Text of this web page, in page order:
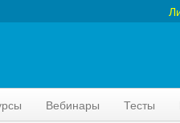
Вебинары Тесты